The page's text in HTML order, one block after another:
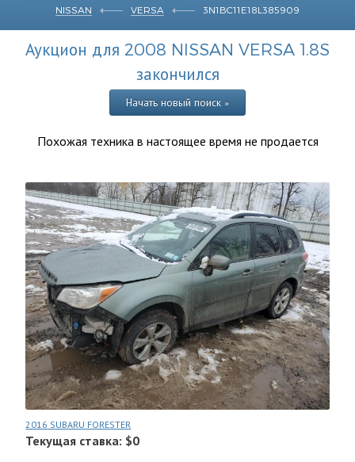
NISSAN
VERSA 3N1BC11E18L385909
Аукцион для 2008 NISSAN VERSA 1.8S
закончился
Начать новый поиск »
Похожая техника в настоящее время не продается
2016 SUBARU FORESTER
Текущая ставка: $0